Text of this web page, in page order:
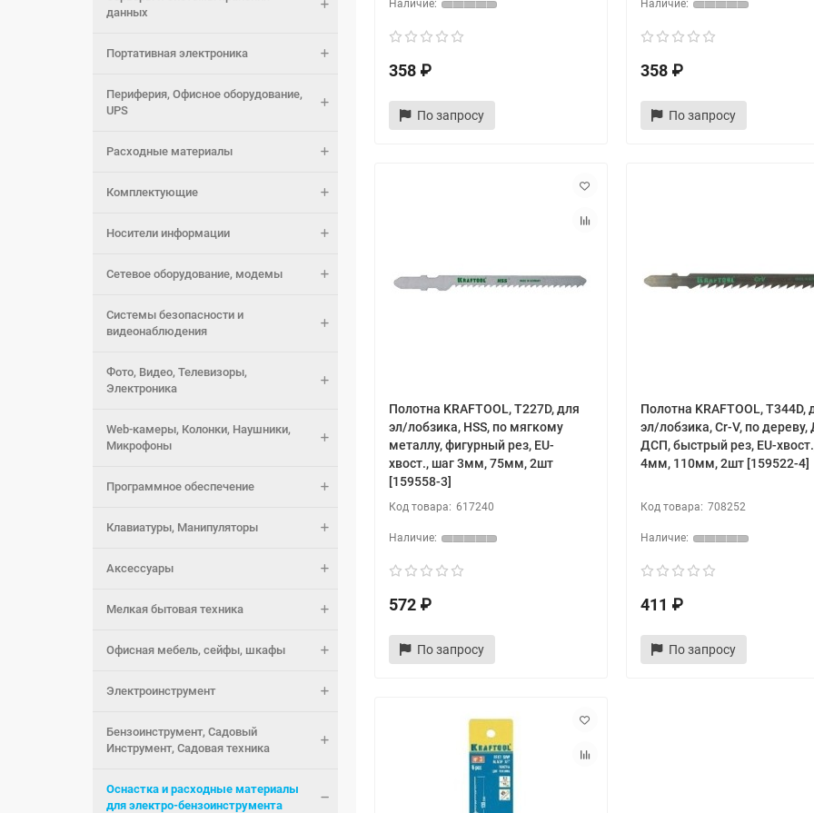
данных
Портативная электроника
Периферия, Офисное оборудование,
UPS
Расходные материалы
Комплектующие
Носители информации
Сетевое оборудование, модемы
Системы безопасности и
видеонаблюдения
Фото, Видео, Телевизоры,
Электроника
Web-камеры, Колонки, Наушники,
Микрофоны
Программное обеспечение
Клавиатуры, Манипуляторы
Аксессуары
Мелкая бытовая техника
Офисная мебель, сейфы, шкафы
Электроинструмент
Бензоинструмент, Садовый
Инструмент, Садовая техника
Оснастка и расходные материалы
для электро-бензоинструмента
358 ₽
По запросу
358 ₽
По запросу
Полотна KRAFTOOL, T227D, для
эл/лобзика, HSS, по мягкому
металлу, фигурный рез, EU-
хвост., шаг 3мм, 75мм, 2шт
[159558-3]
617240
572 ₽
По запросу
Полотна KRAFTOOL, T344D,
эл/лобзика, Cr-V, по
ДСП, быстрый рез, EU-
4мм, 110мм, 2шт [159522-4]
708252
411 ₽
По запросу